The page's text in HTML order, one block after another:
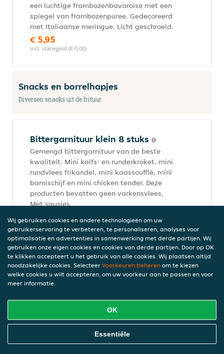
een luchtige frambozenbavaroise met een
spiegel van frambozenpuree. Gedecoreerd
met Italiaanse meringue. Licht geschroeid.
€ 5,95
incl. statiegeld (€ 0,00)
Snacks en borrelhapjes
Diversen snacks uit de frituur
Bittergarnituur klein 8 stuks
Gemengd bittergarnituur van de beste
kwaliteit. Mini kalfs- en runderkroket, mini
rundvlees frikandel, mini kaassoufflé, mini
bamischijf en mini chicken tender. Deze
producten bevatten geen varkensvlees.
Met sausjes
€ 9,95
incl. statiegeld (€ 0,00)
Vlammetjes Topking
6 gefrituurde rundvlees vlammetjes van
€ 7,95
Online Eten Bestellen
Wij gebruiken cookies en andere technologieën om uw
gebruikerservaring te verbeteren, te personaliseren, analyses voor
optimalisatie en advertenties in samenwerking met derde partijen. Wij
gebruiken onze eigen cookies en cookies van derde partijen. Door op OK
te klikken accepteert u het gebruik van alle cookies. Wij plaatsen altijd
noodzakelijke cookies. Selecteer Voorkeuren beheren om te kiezen
welke cookies u wilt accepteren, om uw voorkeur aan te passen en voor
meer informatie.
OK
Essentiële